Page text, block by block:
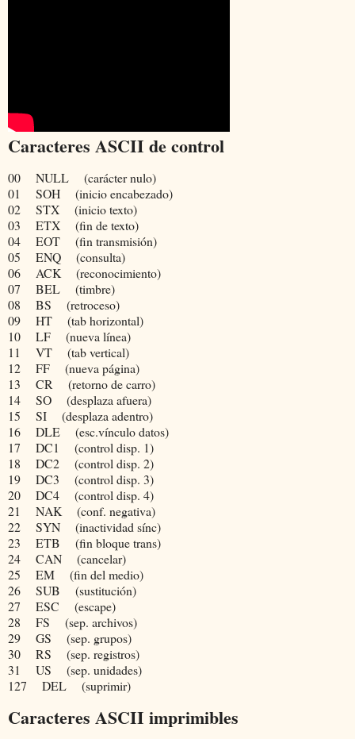
Caracteres ASCII de control
00 NULL
(carácter nulo)
01
SOH
(inicio encabezado)
02
STX
(inicio texto)
03
ETX
(fin de texto)
04
EOT
(fin transmisión)
05
ENQ
(consulta)
06
ACK
(reconocimiento)
07
BEL
(timbre)
08
BS
(retroceso)
09
HT
(tab horizontal)
10
LF
(nueva línea)
11
VT
(tab vertical)
12
FF
(nueva página)
13
CR
(retorno de carro)
14
SO
(desplaza afuera)
15
SI
(desplaza adentro)
16
DLE
(esc.vínculo datos)
17
DC1
(control disp. 1)
18
DC2
(control disp. 2)
19
DC3
(control disp. 3)
20
DC4
(control disp. 4)
21
NAK
(conf. negativa)
22
SYN
(inactividad sínc)
23
ETB
(fin bloque trans)
24
CAN
(cancelar)
25
EM
(fin del medio)
26
SUB
(sustitución)
27
ESC
(escape)
28
FS
(sep. archivos)
29
GS
(sep. grupos)
30
RS
(sep. registros)
31
US
(sep. unidades)
127
DEL (suprimir)
Caracteres ASCII imprimibles